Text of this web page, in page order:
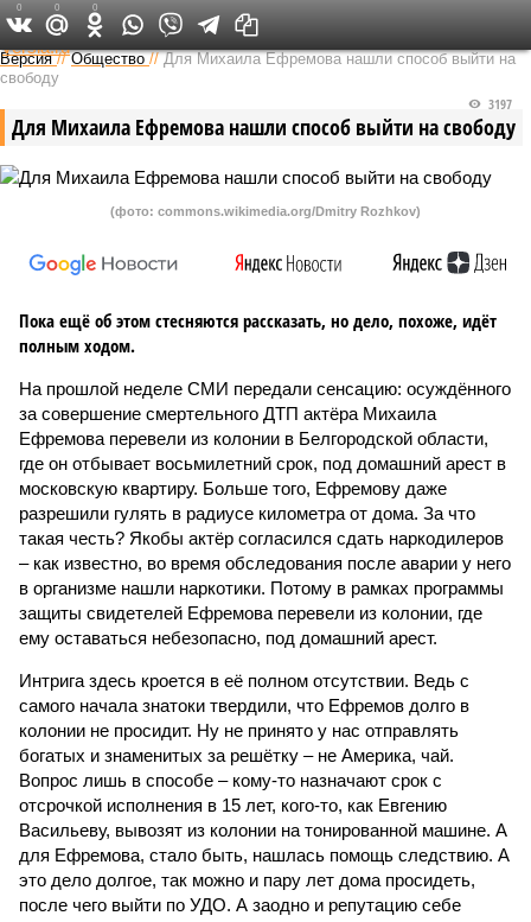
Федеральный выпуск
Версия //Общество //Для Михаила Ефремова нашли способ выйти на
свободу
Для Михаила Ефремова нашли способ выйти на свободу
3197
(фото: commons.wikimedia.org/Dmitry Rozhkov)
Пока ещё об этом стесняются рассказать, но дело, похоже, идёт
полным ходом.
На прошлой неделе СМИ передали сенсацию: осуждённого
за совершение смертельного ДТП актёра Михаила
Ефремова перевели из колонии в Белгородской области,
где он отбывает восьмилетний срок, под домашний арест в
московскую квартиру. Больше того, Ефремову даже
разрешили гулять в радиусе километра от дома. За что
такая честь? Якобы актёр согласился сдать наркодилеров
– как известно, во время обследования после аварии у него
в организме нашли наркотики. Потому в рамках программы
защиты свидетелей Ефремова перевели из колонии, где
ему оставаться небезопасно, под домашний арест.
Интрига здесь кроется в её полном отсутствии. Ведь с
самого начала знатоки твердили, что Ефремов долго в
колонии не просидит. Ну не принято у нас отправлять
богатых и знаменитых за решётку – не Америка, чай.
Вопрос лишь в способе – кому-то назначают срок с
отсрочкой исполнения в 15 лет, кого-то, как Евгению
Васильеву, вывозят из колонии на тонированной машине. А
для Ефремова, стало быть, нашлась помощь следствию. А
это дело долгое, так можно и пару лет дома просидеть,
после чего выйти по УДО. А заодно и репутацию себе
0 0 0